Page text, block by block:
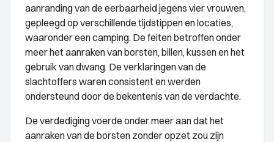
aanranding van de eerbaarheid jegens vier vrouwen,
gepleegd op verschillende tijdstippen en locaties,
waaronder een camping. De feiten betroffen onder
meer het aanraken van borsten, billen, kussen en het
gebruik van dwang. De verklaringen van de
slachtoffers waren consistent en werden
ondersteund door de bekentenis van de verdachte.
De verdediging voerde onder meer aan dat het
aanraken van de borsten zonder opzet zou zijn